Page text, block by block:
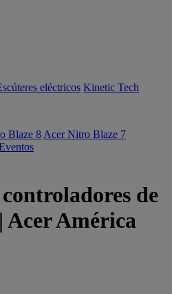
eléctricos Kinetic Tech
Blaze 8 Acer Nitro Blaze 7
de
Acer América